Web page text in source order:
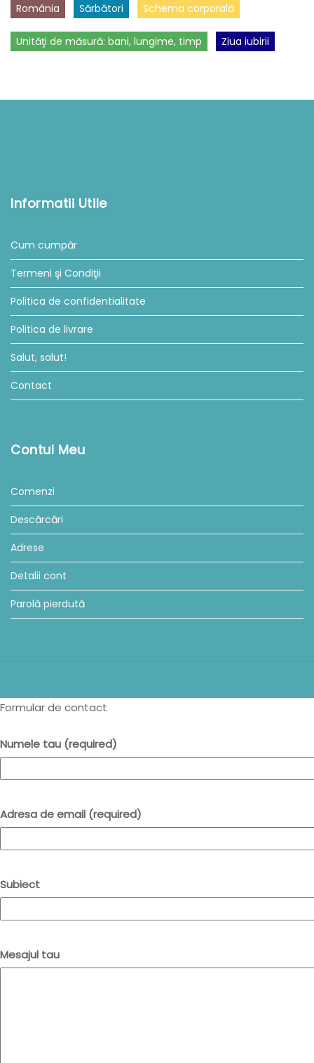
România Sărbători Schema corporală
Unităţi de măsură: bani, lungime, timp Ziua iubirii
Informatii Utile
Cum cumpăr
Termeni şi Condiţii
Politica de confidentialitate
Politica de livrare
Salut, salut!
Contact
Contul Meu
Comenzi
Descărcări
Adrese
Detalii cont
Parolă pierdută
Formular de contact
Numele tau (required)
Adresa de email (required)
Subiect
Mesajul tau